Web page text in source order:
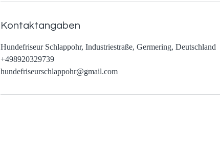
Kontaktangaben
Hundefriseur Schlappohr, Industriestraße, Germering, Deutschland
+498920329739
hundefriseurschlappohr@gmail.com